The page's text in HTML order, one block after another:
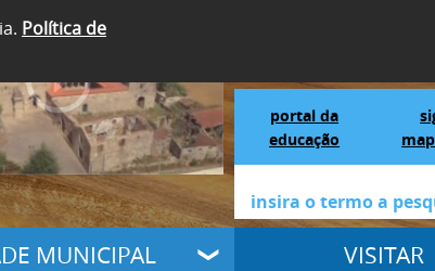
Política de
portal da
educação
MUNICIPAL VISITAR